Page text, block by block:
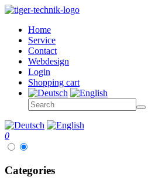
Home
Service
Contact
Webdesign
Login
Shopping cart
0
Categories